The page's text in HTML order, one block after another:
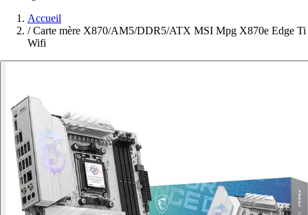
Accueil
/ Carte mère X870/AM5/DDR5/ATX MSI Mpg X870e Edge Ti
Wifi